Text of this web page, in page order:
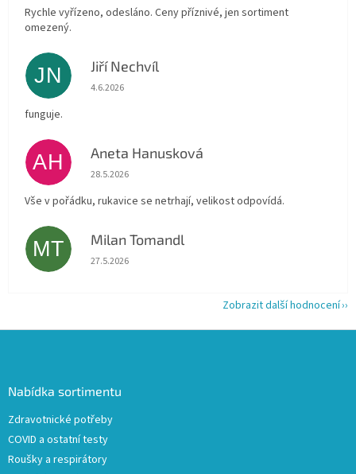
Rychle vyřízeno, odesláno. Ceny příznivé, jen sortiment
omezený.
JN Jiří Nechvíl
Hodnocení obchodu je 5 z 5 hvězdiček.
4.6.2026
funguje.
AH Aneta Hanusková
Hodnocení obchodu je 5 z 5 hvězdiček.
28.5.2026
Vše v pořádku, rukavice se netrhají, velikost odpovídá.
MT Milan Tomandl
Hodnocení obchodu je 5 z 5 hvězdiček.
27.5.2026
Zobrazit další hodnocení
Nabídka sortimentu
Zdravotnické potřeby
COVID a ostatní testy
Roušky a respirátory